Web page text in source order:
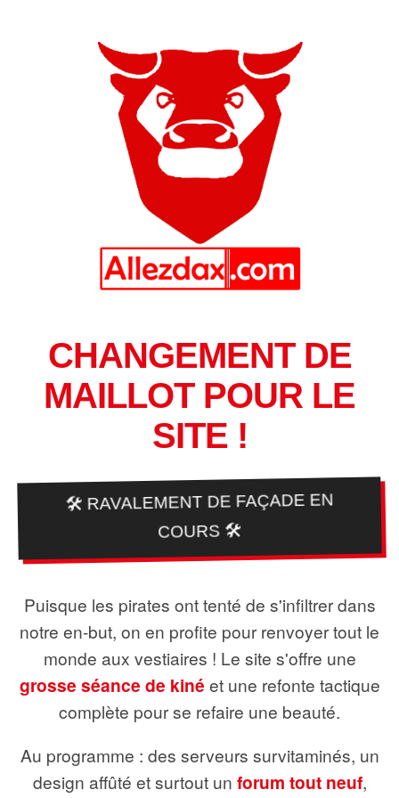
CHANGEMENT DE
MAILLOT POUR LE
SITE !
🛠️ RAVALEMENT DE FAÇADE EN
COURS 🛠️
Puisque les pirates ont tenté de s'infiltrer dans
notre en-but, on en profite pour renvoyer tout le
monde aux vestiaires ! Le site s'offre une
grosse séance de kiné et une refonte tactique
complète pour se refaire une beauté.
Au programme : des serveurs survitaminés, un
design affûté et surtout un forum tout neuf,